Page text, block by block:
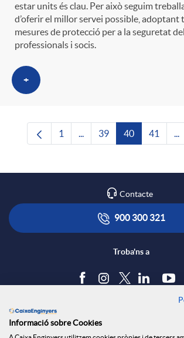
estar units és clau. Per això seguim
d’oferir el millor servei possible, adoptant
mesures de protecció per a la seguretat
professionals i socis.
+
Pàgina
1 ...Pàgines intermèdies
Pàgina
39 Pàgina
40 Pàgina
41 ...
Contacte
900 300 321
Troba'ns a
Informació sobre Cookies